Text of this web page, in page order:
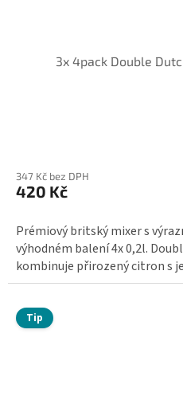
3x 4pack Double
347 Kč bez DPH
420 Kč
Prémiový britský mixer s
výhodném balení 4x 0,2l.
kombinuje přirozený citron s
Tip